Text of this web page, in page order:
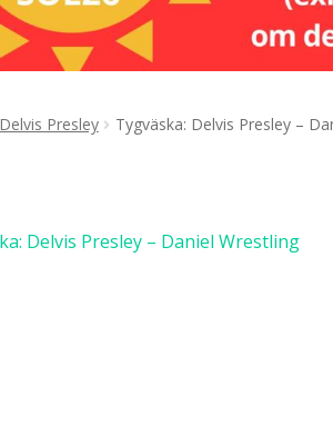
Delvis Presley Tygväska: Delvis Presley –